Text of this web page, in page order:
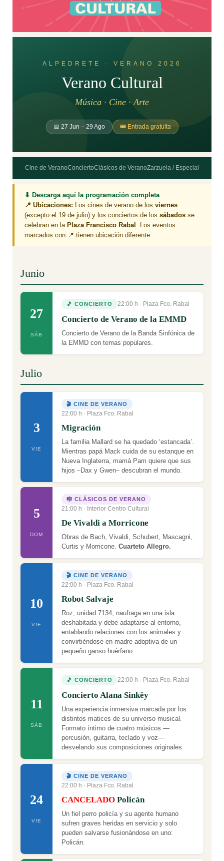
ALPEDRETE · VERANO 2026
Verano Cultural
Música · Cine · Arte
📅 27 Jun – 29 Ago 🎟️ Entrada gratuita
Cine de VeranoConciertoClásicos de VeranoZarzuela / Especial
⬇ Descarga aquí la programación completa
📍 Ubicaciones: Los cines de verano de los viernes
(excepto el 19 de julio) y los conciertos de los sábados se
celebran en la Plaza Francisco Rabal . Los eventos
marcados con 📍 tienen ubicación diferente.
Junio
27
SÁB
🎵 CONCIERTO 22:00 h · Plaza Fco. Rabal
Concierto de Verano de la EMMD
Concierto de Verano de la Banda Sinfónica de
la EMMD con temas populares.
Julio
3
VIE
🎬 CINE DE VERANO
22:00 h · Plaza Fco. Rabal
Migración
La familia Mallard se ha quedado ‘estancada’.
Mientras papá Mack cuida de su estanque en
Nueva Inglaterra, mamá Pam quiere que sus
hijos –Dax y Gwen– descubran el mundo.
5
DOM
🎼 CLÁSICOS DE VERANO
21:00 h · Interior Centro Cultural
De Vivaldi a Morricone
Obras de Bach, Vivaldi, Schubert, Mascagni,
Curtis y Morricone. Cuarteto Allegro.
10
VIE
🎬 CINE DE VERANO
22:00 h · Plaza Fco. Rabal
Robot Salvaje
Roz, unidad 7134, naufraga en una isla
deshabitada y debe adaptarse al entorno,
entablando relaciones con los animales y
convirtiéndose en madre adoptiva de un
pequeño ganso huérfano.
11
SÁB
🎵 CONCIERTO 22:00 h · Plaza Fco. Rabal
Concierto Alana Sinkëy
Una experiencia inmersiva marcada por los
distintos matices de su universo musical.
Formato íntimo de cuatro músicos —
percusión, guitarra, teclado y voz—
desvelando sus composiciones originales.
24
VIE
🎬 CINE DE VERANO
22:00 h · Plaza Fco. Rabal
CANCELADO Policán
Un fiel perro policía y su agente humano
sufren graves heridas en servicio y solo
pueden salvarse fusionándose en uno:
Policán.